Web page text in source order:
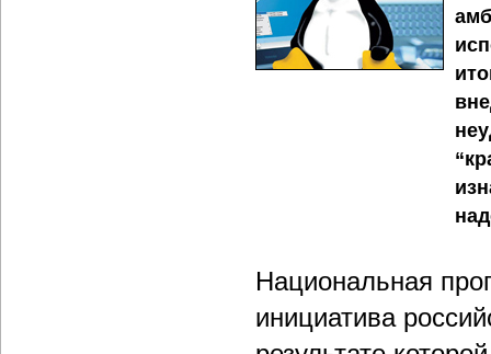
Национальная
инициатива